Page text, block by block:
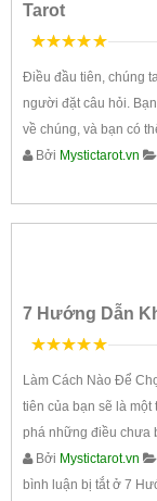
Tarot
Điều đầu tiên, chúng
người đặt câu hỏi.
về chúng, và bạn có
Bởi Mystictarot.vn
7 Hướng Dẫn
Làm Cách Nào Để
tiên của bạn sẽ là
phá những điều chưa
Bởi Mystictarot.vn
bình luận bị tắtở 7